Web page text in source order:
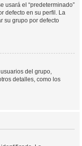
usará el “predeterminado”
defecto en su perfil. La
su grupo por defecto
del grupo,
detalles, como los